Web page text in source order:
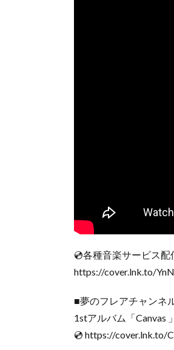
💿各種音楽サービス配
https://cover.lnk.to/
■夢のフレアチャンネ
1stアルバム「Canvas
💿 https://cover.lnk.to/